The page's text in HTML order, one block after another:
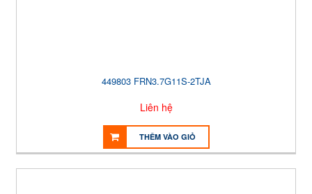
449803 FRN3.7G11S-2TJA
Liên hệ
THÊM VÀO GIỎ